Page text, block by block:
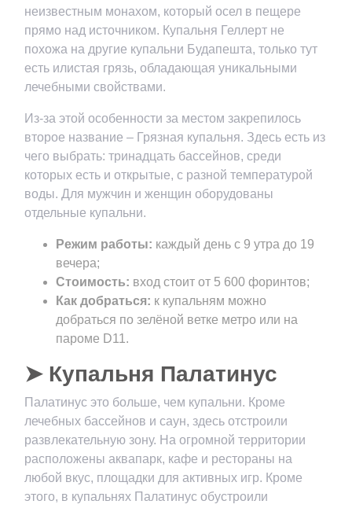
неизвестным монахом, который осел в пещере
прямо над источником. Купальня Геллерт не
похожа на другие купальни Будапешта, только тут
есть илистая грязь, обладающая уникальными
лечебными свойствами.
Из-за этой особенности за местом закрепилось
второе название – Грязная купальня. Здесь есть из
чего выбрать: тринадцать бассейнов, среди
которых есть и открытые, с разной температурой
воды. Для мужчин и женщин оборудованы
отдельные купальни.
Режим работы: каждый день с 9 утра до 19
вечера;
Стоимость: вход стоит от 5 600 форинтов;
Как добраться: к купальням можно
добраться по зелёной ветке метро или на
пароме D11.
➤ Купальня Палатинус
Палатинус это больше, чем купальни. Кроме
лечебных бассейнов и саун, здесь отстроили
развлекательную зону. На огромной территории
расположены аквапарк, кафе и рестораны на
любой вкус, площадки для активных игр. Кроме
этого, в купальнях Палатинус обустроили